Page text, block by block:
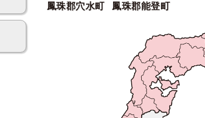
鳳珠郡穴水町
鳳珠郡能登町